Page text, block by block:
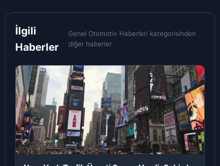
İlgili
Haberler
Genel Otomotiv Haberleri kategorisinden
diğer haberler